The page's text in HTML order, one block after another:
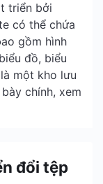
triển bởi
có thể chứa
gồm hình
đồ, biểu
một kho lưu
chính, xem
đổi tệp